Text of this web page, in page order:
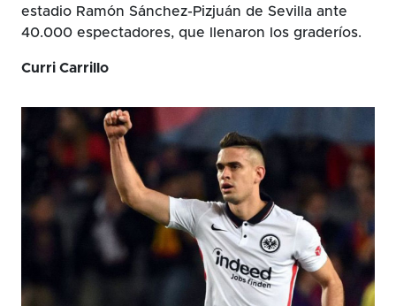
estadio Ramón Sánchez-Pizjuán de Sevilla ante
40.000 espectadores, que llenaron los graderíos.
Curri Carrillo